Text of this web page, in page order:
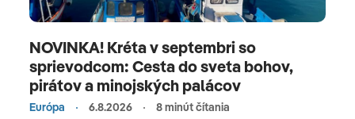
NOVINKA! Kréta v septembri so
sprievodcom: Cesta do sveta bohov,
pirátov a minojských palácov
Európa 6.8.2026 8 minút čítania